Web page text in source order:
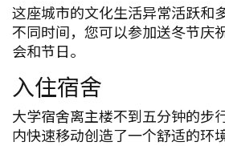
这座城市的文化生活异常活跃和
不同时间，您可以参加送冬节庆
会和节日。
入住宿舍
大学宿舍离主楼不到五分钟的步
内快速移动创造了一个舒适的环境